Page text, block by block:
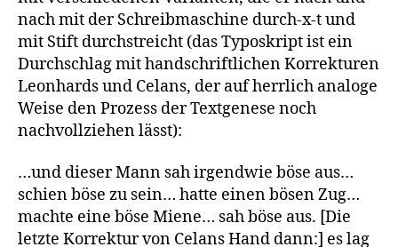
nach mit der Schreibmaschine durch-x-t und
mit Stift durchstreicht (das Typoskript ist ein
Durchschlag mit handschriftlichen Korrekturen
Leonhards und Celans, der auf herrlich analoge
Weise den Prozess der Textgenese noch
nachvollziehen lässt):
…und dieser Mann sah irgendwie böse aus…
schien böse zu sein… hatte einen bösen Zug…
machte eine böse Miene… sah böse aus. [Die
letzte Korrektur von Celans Hand dann:] es lag